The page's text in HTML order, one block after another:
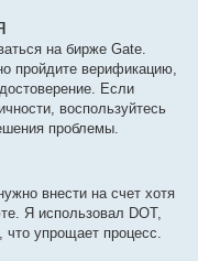
на бирже Gate.
пройдите верификацию,
Если
воспользуйтесь
проблемы.
внести на счет хотя
Я использовал DOT,
что упрощает процесс.